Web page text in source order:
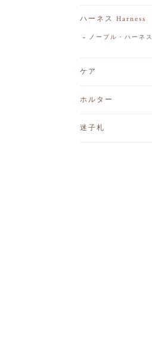
ハーネス Harness
ノープル・ハーネス
ケア
ホルター
迷子札